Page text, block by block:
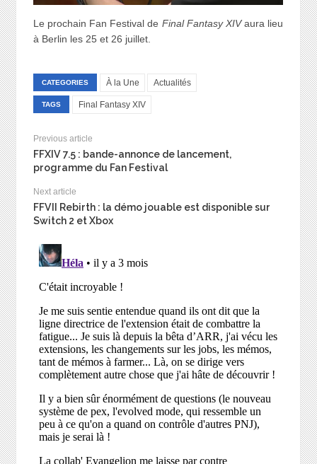
Le prochain Fan Festival de Final Fantasy XIVaura lieu
à Berlin les 25 et 26 juillet.
CATEGORIES À la Une Actualités
TAGS Final Fantasy XIV
Previous article
FFXIV 7.5 : bande-annonce de lancement,
programme du Fan Festival
Next article
FFVII Rebirth : la démo jouable est disponible sur
Switch 2 et Xbox